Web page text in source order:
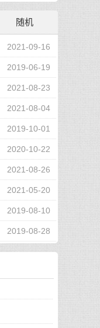
随机
2021-09-16
2019-06-19
2021-08-23
2021-08-04
2019-10-01
2020-10-22
2021-08-26
2021-05-20
2019-08-10
2019-08-28